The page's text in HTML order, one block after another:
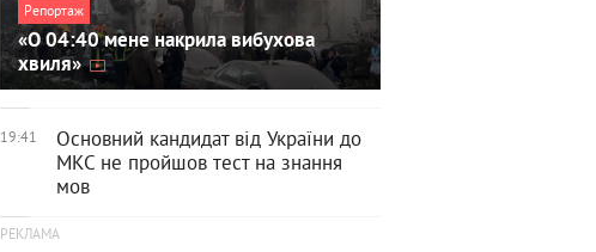
Репортаж
«О 04:40 мене накрила вибухова
хвиля»
19:41
Основний кандидат від України до
МКС не пройшов тест на знання
мов